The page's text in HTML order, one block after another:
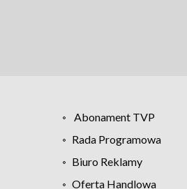
Abonament TVP
Rada Programowa
Biuro Reklamy
Oferta Handlowa